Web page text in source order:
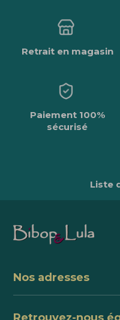
Retrait en magasin
Paiement 100%
sécurisé
Liste
Nos adresses
Retrouvez-nous